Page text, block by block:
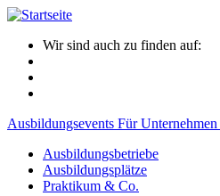
Wir sind auch zu finden auf:
Ausbildungsevents Für Unternehmen
Ausbildungsbetriebe
Ausbildungsplätze
Praktikum & Co.